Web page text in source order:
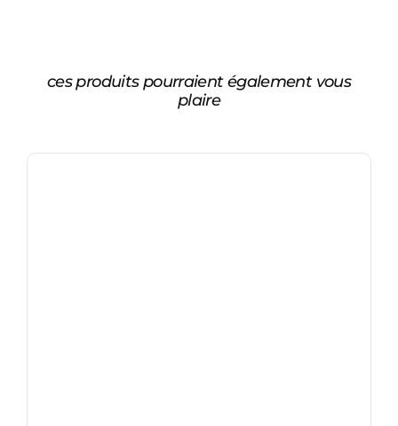
ces produits pourraient également vous
plaire